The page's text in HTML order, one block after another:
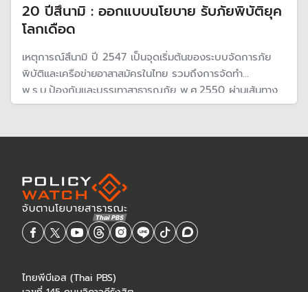
20 ปีสึนามิ : ออกแบบนโยบาย รับภัยพิบัติยุค
โลกเดือด
เหตุการณ์สึนามิ ปี 2547 เป็นจุดเริ่มต้นของระบบจัดการภัย
พิบัติและเครือข่ายอาสาสมัครในไทย รวมถึงการจัดทำ
พ.ร.บ.ป้องกันและบรรเทาสาธารณภัย พ.ศ.2550 ผ่านเส้นทาง
ยาวนานมาถึงวันนี้ ประเทศไทยยังคงตกอยู่ในวังวนและเผชิญ
เรื่อย ๆ
ไทยพีบีเอส (Thai PBS)